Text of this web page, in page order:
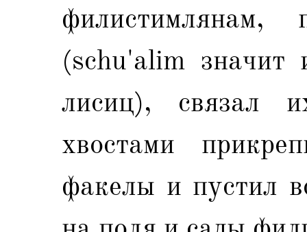
филистимлянам,
(schu'alim
лисиц), связал
хвостами
факелы и пустил